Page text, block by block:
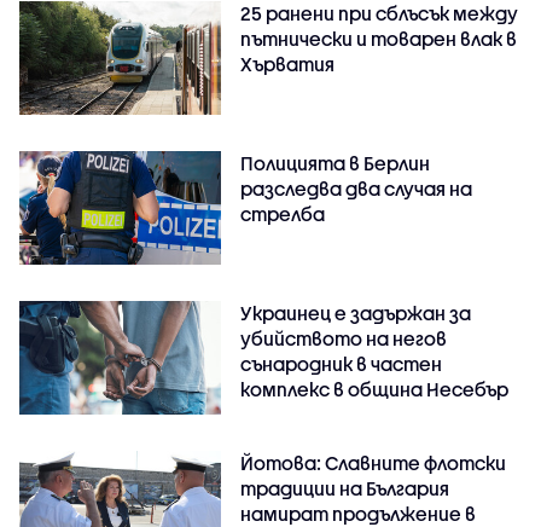
25 ранени при сблъсък между
пътнически и товарен влак в
Хърватия
Полицията в Берлин
разследва два случая на
стрелба
Украинец е задържан за
убийството на негов
сънародник в частен
комплекс в община Несебър
Йотова: Славните флотски
традиции на България
намират продължение в